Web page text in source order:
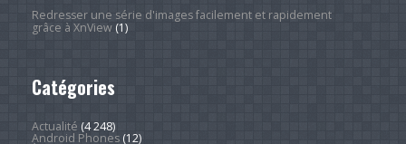
Redresser une série d'images facilement et rapidement
grâce à XnView(1)
Catégories
Actualité (4 248)
Android Phones(12)